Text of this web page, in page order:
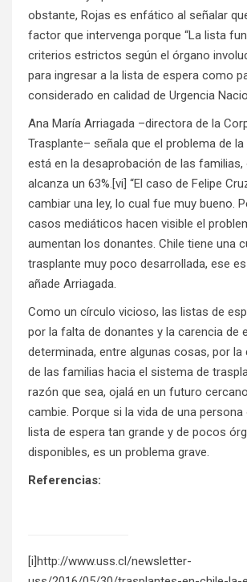
obstante, Rojas es enfático al señalar
factor que intervenga porque “La lista
criterios estrictos según el órgano
para ingresar a la lista de espera como
considerado en calidad de Urgencia
Ana María Arriagada –directora de la
Trasplante– señala que el problema de
está en la desaprobación de las familias,
alcanza un 63%.[vi] “El caso de Felipe
cambiar una ley, lo cual fue muy bueno.
casos mediáticos hacen visible el
aumentan los donantes. Chile tiene una
trasplante muy poco desarrollada, ese es
añade Arriagada.
Como un círculo vicioso, las listas de
por la falta de donantes y la carencia de
determinada, entre algunas cosas, por
de las familias hacia el sistema de
razón que sea, ojalá en un futuro
cambie. Porque si la vida de una persona
lista de espera tan grande y de pocos
disponibles, es un problema grave.
Referencias:
[i]http://www.uss.cl/newsletter-